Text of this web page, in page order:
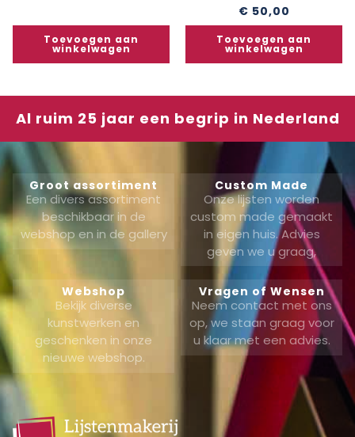
Toevoegen aan
winkelwagen
€ 50,00
Toevoegen aan
winkelwagen
Al ruim 25 jaar een begrip in Nederland
Groot assortiment
Een divers assortiment
beschikbaar in de
webshop en in de gallery
Custom Made
Onze lijsten worden
custom made gemaakt
in eigen huis. Advies
geven we u graag,
Webshop
Bekijk diverse
kunstwerken en
geschenken in onze
nieuwe webshop.
Vragen of Wensen
Neem contact met ons
op, we staan graag voor
u klaar met een advies.